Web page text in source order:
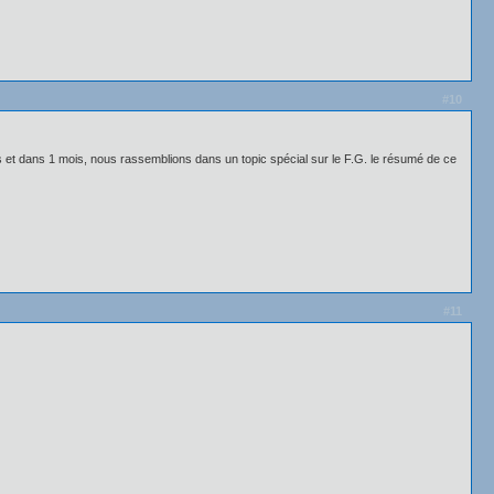
#10
dans 1 mois, nous rassemblions dans un topic spécial sur le F.G. le résumé de ce
#11